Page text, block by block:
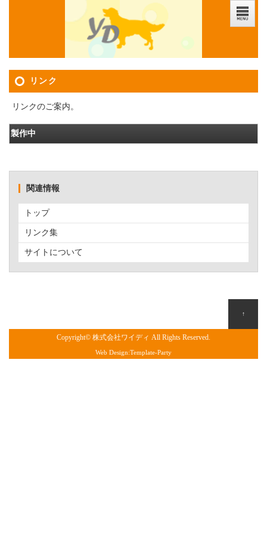
リンク
リンクのご案内。
製作中
関連情報
トップ
リンク集
サイトについて
↑
Copyright© 株式会社ワイディ All Rights Reserved.
Web Design:Template-Party